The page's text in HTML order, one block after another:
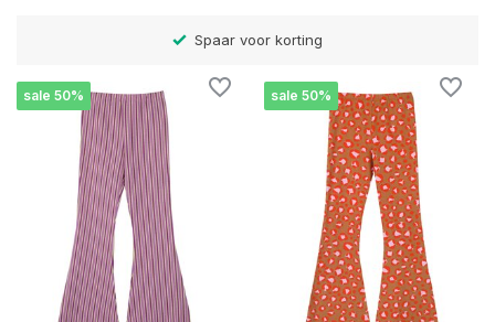
Spaar voor korting
sale 50% sale 50%